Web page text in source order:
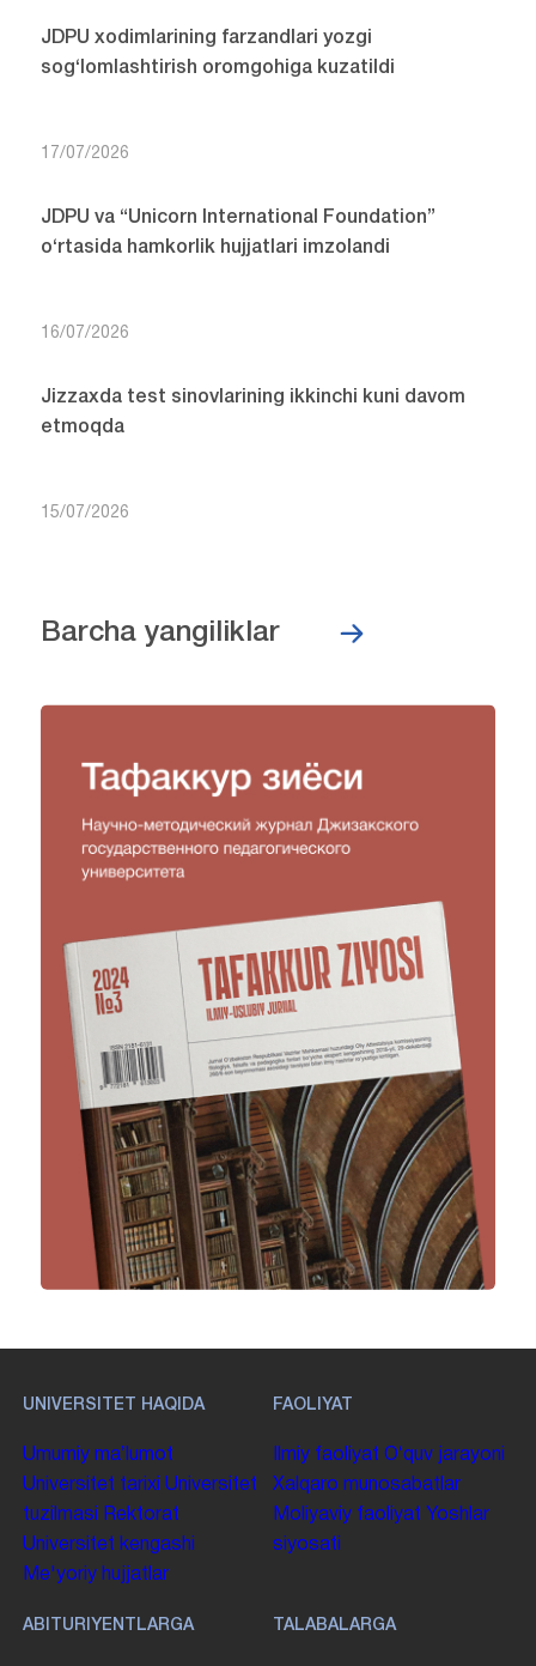
JDPU xodimlarining farzandlari yozgi
sog‘lomlashtirish oromgohiga kuzatildi
17/07/2026
JDPU va “Unicorn International Foundation”
o‘rtasida hamkorlik hujjatlari imzolandi
16/07/2026
Jizzaxda test sinovlarining ikkinchi kuni davom
etmoqda
15/07/2026
Barcha yangiliklar
UNIVERSITET HAQIDA
Umumiy maʼlumot
Universitet tarixi Universitet
tuzilmasi
Rektorat
Universitet kengashi
Me'yoriy hujjatlar
FAOLIYAT
Ilmiy faoliyat Oʻquv jarayoni
Xalqaro munosabatlar
Moliyaviy faoliyat Yoshlar
siyosati
ABITURIYENTLARGA TALABALARGA